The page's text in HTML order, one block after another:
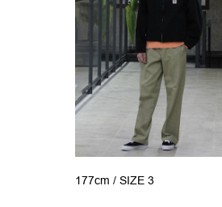
177cm / SIZE 3